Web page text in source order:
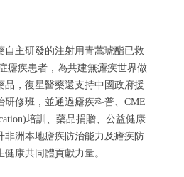
自主研發的注射用青蒿琥酯已救
瘧疾患者，為共建無瘧疾世界做
品，復星醫藥還支持中國政府援
研修班，並通過瘧疾科普、CME
培訓、藥品捐贈、公益健康
非洲本地瘧疾防治能力及瘧疾防
康共同體貢獻力量。